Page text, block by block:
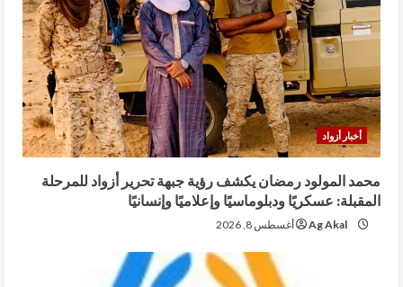
أخبار أزواد
محمد المولود رمضان يكشف رؤية جبهة تحرير أزواد للمرحلة
المقبلة: عسكريًا ودبلوماسيًا وإعلاميًا وإنسانيًا
Ag Akal أغسطس 8, 2026